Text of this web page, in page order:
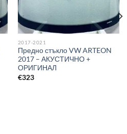
2017-2021
Предно стъкло VW ARTEON
2017 – АКУСТИЧНО +
ОРИГИНАЛ
€323